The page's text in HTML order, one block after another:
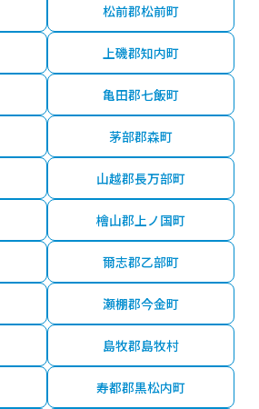
松前郡松前町
上磯郡知内町
亀田郡七飯町
茅部郡森町
山越郡長万部町
檜山郡上ノ国町
爾志郡乙部町
瀬棚郡今金町
島牧郡島牧村
寿都郡黒松内町